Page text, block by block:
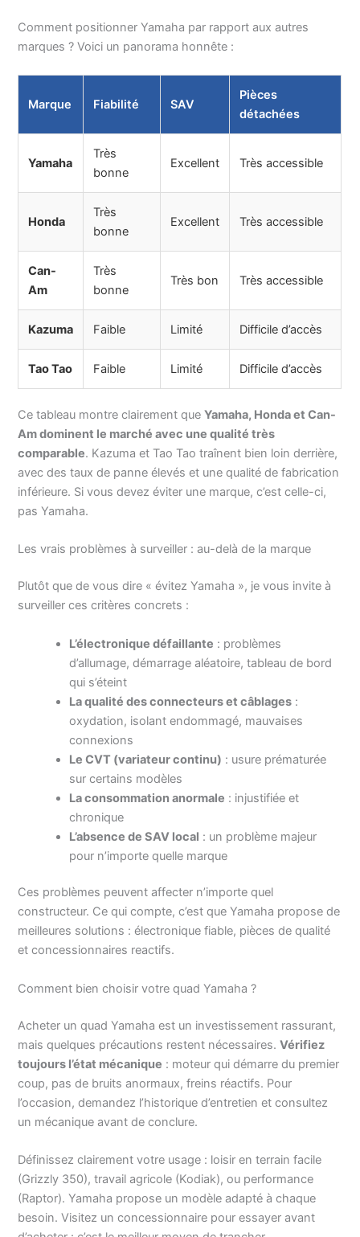
Comment positionner Yamaha par rapport aux autres
marques ? Voici un panorama honnête :
Marque Fiabilité SAV
Pièces
détachées
Yamaha
Très
bonne
Excellent Très accessible
Honda
Très
bonne
Excellent Très accessible
Can-
Am
Très
bonne
Très bon Très accessible
Kazuma Faible Limité Difficile d’accès
Tao Tao Faible Limité Difficile d’accès
Ce tableau montre clairement queYamaha, Honda et Can-
Am dominent le marché avec une qualité très
comparable. Kazuma et Tao Tao traînent bien loin derrière,
avec des taux de panne élevés et une qualité de fabrication
inférieure. Si vous devez éviter une marque, c’est celle-ci,
pas Yamaha.
Les vrais problèmes à surveiller : au-delà de la marque
Plutôt que de vous dire « évitez Yamaha », je vous invite à
surveiller ces critères concrets :
L’électronique défaillante : problèmes
d’allumage, démarrage aléatoire, tableau de bord
qui s’éteint
La qualité des connecteurs et câblages :
oxydation, isolant endommagé, mauvaises
connexions
Le CVT (variateur continu) : usure prématurée
sur certains modèles
La consommation anormale : injustifiée et
chronique
L’absence de SAV local : un problème majeur
pour n’importe quelle marque
Ces problèmes peuvent affecter n’importe quel
constructeur. Ce qui compte, c’est que Yamaha propose de
meilleures solutions : électronique fiable, pièces de qualité
et concessionnaires reactifs.
Comment bien choisir votre quad Yamaha ?
Acheter un quad Yamaha est un investissement rassurant,
mais quelques précautions restent nécessaires.Vérifiez
toujours l’état mécanique : moteur qui démarre du premier
coup, pas de bruits anormaux, freins réactifs. Pour
l’occasion, demandez l’historique d’entretien et consultez
un mécanique avant de conclure.
Définissez clairement votre usage : loisir en terrain facile
(Grizzly 350), travail agricole (Kodiak), ou performance
(Raptor). Yamaha propose un modèle adapté à chaque
besoin. Visitez un concessionnaire pour essayer avant